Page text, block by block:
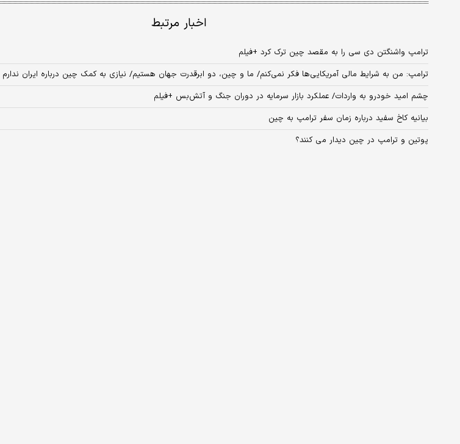
اخبار مرتبط
ترامپ واشنگتن دی سی را به مقصد چین ترک کرد +فیلم
ترامپ: من به شرایط مالی آمریکایی‌ها فکر نمی‌کنم/ ما و چین، دو ابرقدرت جهان هستیم/ نیازی به کمک چین درباره ایران ندارم
چشم امید خودرو به واردات/ عملکرد بازار سرمایه در دوران جنگ و آتش‌بس +فیلم
بیانیه کاخ سفید درباره زمان سفر ترامپ به چین
پوتین و ترامپ در چین دیدار می کنند؟